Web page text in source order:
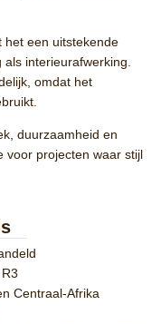
het een uitstekende
interieurafwerking.
omdat het
duurzaamheid en
voor projecten waar stijl
Centraal-Afrika